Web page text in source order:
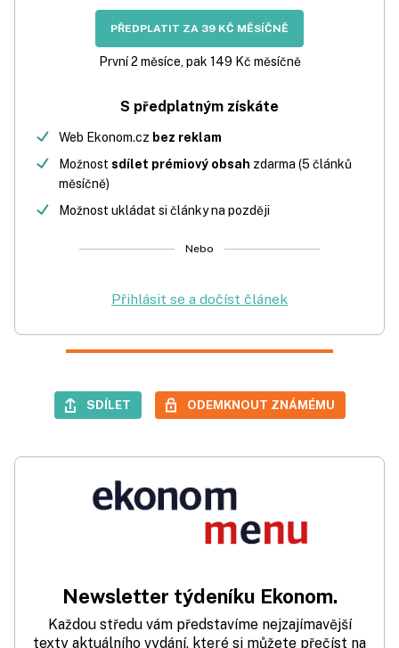
PŘEDPLATIT ZA 39 KČ MĚSÍČNĚ
První 2 měsíce, pak 149 Kč měsíčně
S předplatným získáte
Web Ekonom.cz bez reklam
Možnost sdílet prémiový obsah zdarma (5 článků
měsíčně)
Možnost ukládat si články na později
Nebo
Přihlásit se a dočíst článek
SDÍLET ODEMKNOUT ZNÁMÉMU
Newsletter týdeníku Ekonom.
Každou středu vám představíme nejzajímavější
texty aktuálního vydání, které si můžete přečíst na